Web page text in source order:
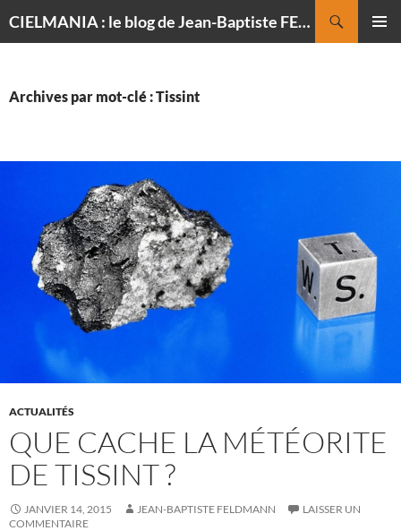
CIELMANIA : le blog de Jean-Baptiste FELDMANN, photographe du ciel
Archives par mot-clé : Tissint
ACTUALITÉS
QUE CACHE LA MÉTÉORITE
DE TISSINT ?
JANVIER 14, 2015 JEAN-BAPTISTE FELDMANN
LAISSER UN
COMMENTAIRE